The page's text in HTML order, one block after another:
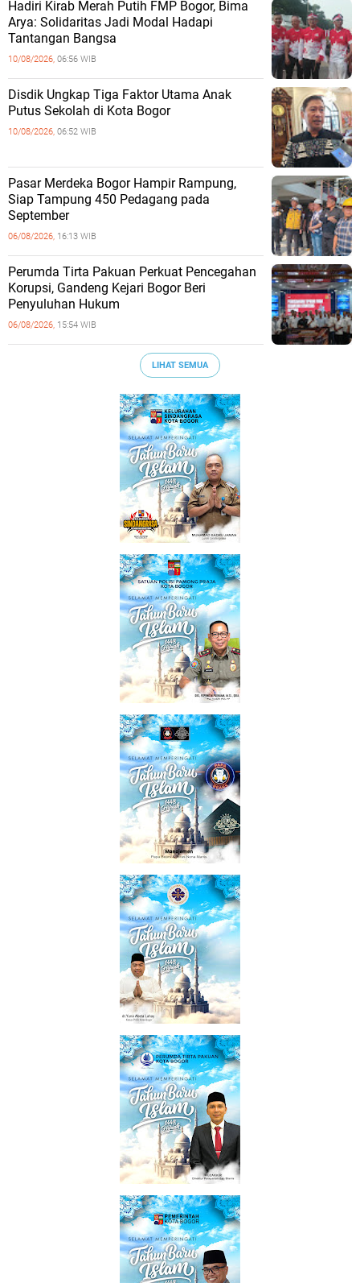
Hadiri Kirab Merah Putih FMP Bogor, Bima
Arya: Solidaritas Jadi Modal Hadapi
Tantangan Bangsa
10/08/2026, 06:56 WIB
Disdik Ungkap Tiga Faktor Utama Anak
Putus Sekolah di Kota Bogor
10/08/2026, 06:52 WIB
Pasar Merdeka Bogor Hampir Rampung,
Siap Tampung 450 Pedagang pada
September
06/08/2026, 16:13 WIB
Perumda Tirta Pakuan Perkuat Pencegahan
Korupsi, Gandeng Kejari Bogor Beri
Penyuluhan Hukum
06/08/2026, 15:54 WIB
LIHAT SEMUA